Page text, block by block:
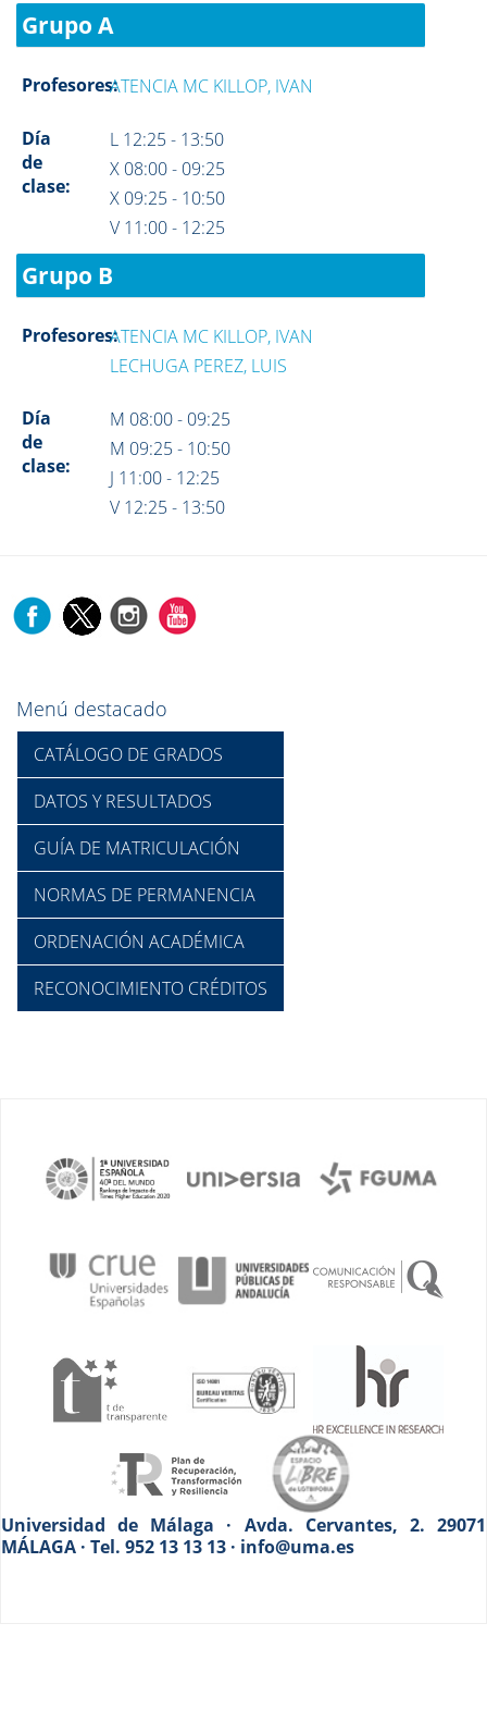
Grupo A
Profesores:ATENCIA MC KILLOP, IVAN
Día
de
clase:
L 12:25 - 13:50
X 08:00 - 09:25
X 09:25 - 10:50
V 11:00 - 12:25
Grupo B
Profesores:ATENCIA MC KILLOP, IVAN
LECHUGA PEREZ, LUIS
Día
de
clase:
M 08:00 - 09:25
M 09:25 - 10:50
J 11:00 - 12:25
V 12:25 - 13:50
Menú destacado
CATÁLOGO DE GRADOS
DATOS Y RESULTADOS
GUÍA DE MATRICULACIÓN
NORMAS DE PERMANENCIA
ORDENACIÓN ACADÉMICA
RECONOCIMIENTO CRÉDITOS
Universidad de Málaga · Avda. Cervantes, 2. 29071
MÁLAGA · Tel. 952 13 13 13 · info@uma.es